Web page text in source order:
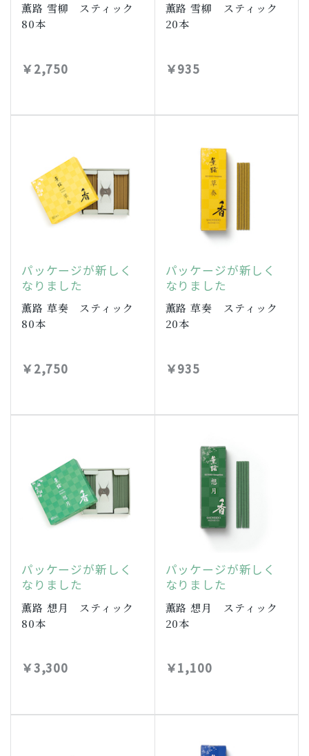
薫路 雪柳 スティック
80本
￥2,750
薫路 雪柳 スティック
20本
￥935
パッケージが新しく
なりました
薫路 草奏 スティック
80本
￥2,750
パッケージが新しく
なりました
薫路 草奏 スティック
20本
￥935
パッケージが新しく
なりました
薫路 想月 スティック
80本
￥3,300
パッケージが新しく
なりました
薫路 想月 スティック
20本
￥1,100